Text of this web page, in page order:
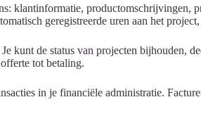
klantinformatie, productomschrijvingen,
geregistreerde uren aan het
kunt de status van projecten bijhouden,
tot betaling.
in je financiële administratie.